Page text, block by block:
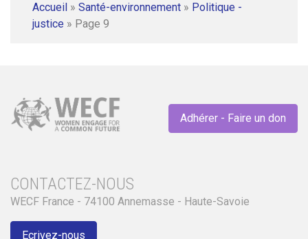
Accueil » Santé-environnement » Politique -
justice » Page 9
Adhérer - Faire un don
CONTACTEZ-NOUS
WECF France - 74100 Annemasse - Haute-Savoie
Ecrivez-nous